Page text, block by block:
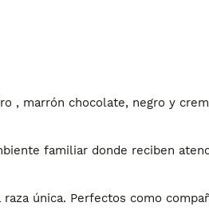
, marrón chocolate, negro y
familiar donde reciben
única. Perfectos como